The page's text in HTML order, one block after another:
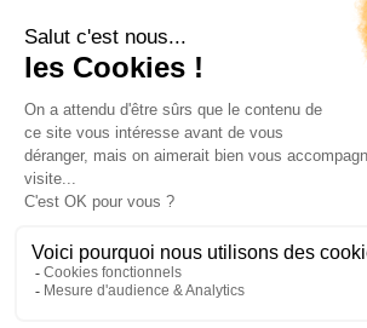
Legal|Privacy Policy
Hub4commerce® registered trademark